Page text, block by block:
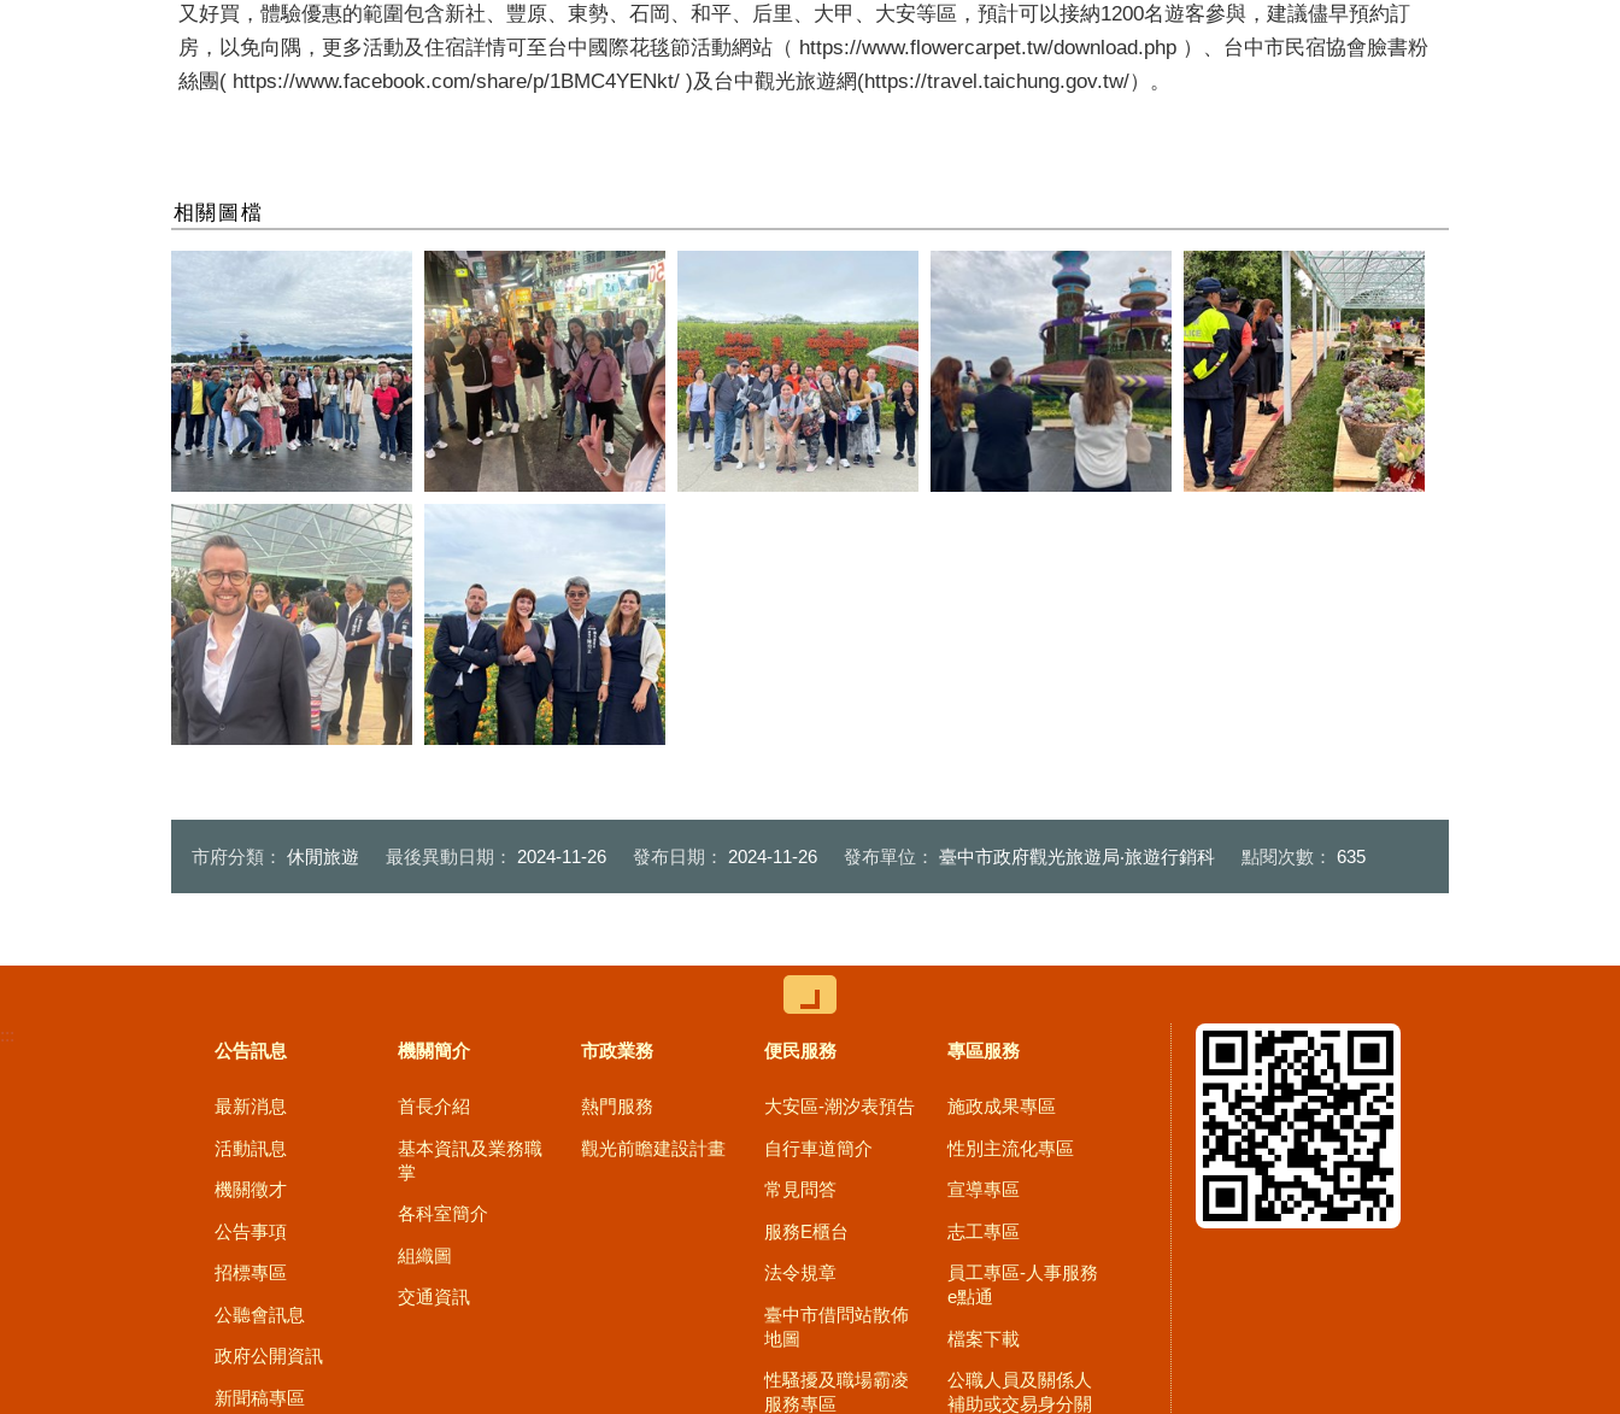
又好買，體驗優惠的範圍包含新社、豐原、東勢、石岡、和平、后里、大甲、大安等區，預計可以接納1200名遊客參與，建議儘早預約訂
房，以免向隅，更多活動及住宿詳情可至台中國際花毯節活動網站（ https://www.flowercarpet.tw/download.php ）、台中市民宿協會臉書粉
絲團( https://www.facebook.com/share/p/1BMC4YENkt/ )及台中觀光旅遊網(https://travel.taichung.gov.tw/）。
相關圖檔
香港遊客開心在花毯節合影_0 香港團客喜遊逢甲夜市_0
市府分類： 休閒旅遊 最後異動日期： 2024-11-26 發布日期： 2024-11-26 發布單位： 臺中市政府觀光旅遊局‧旅遊行銷科 點閱次數： 635
:::
公告訊息
最新消息
活動訊息
機關徵才
公告事項
招標專區
公聽會訊息
政府公開資訊
新聞稿專區
機關簡介
首長介紹
基本資訊及業務職
掌
各科室簡介
組織圖
交通資訊
市政業務
熱門服務
觀光前瞻建設計畫
便民服務
大安區-潮汐表預告
自行車道簡介
常見問答
服務E櫃台
法令規章
臺中市借問站散佈
地圖
性騷擾及職場霸凌
服務專區
專區服務
施政成果專區
性別主流化專區
宣導專區
志工專區
員工專區-人事服務
e點通
檔案下載
公職人員及關係人
補助或交易身分關